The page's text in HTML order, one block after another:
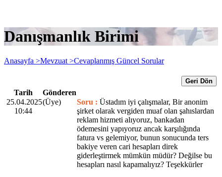
Danışmanlık Birimi
Anasayfa >Mevzuat >Cevaplanmış Güncel Sorular
Geri Dön
Tarih
Gönderen
25.04.2025
10:44
(Üye) Soru : Üstadım iyi çalışmalar, Bir anonim
şirket olarak vergiden muaf olan şahıslardan
reklam hizmeti alıyoruz, bankadan
ödemesini yapıyoruz ancak karşılığında
fatura vs gelemiyor, bunun sonucunda ters
bakiye veren cari hesapları direk
giderleştirmek mümkün müdür? Değilse bu
hesapları nasıl kapamalıyız? Teşekkürler